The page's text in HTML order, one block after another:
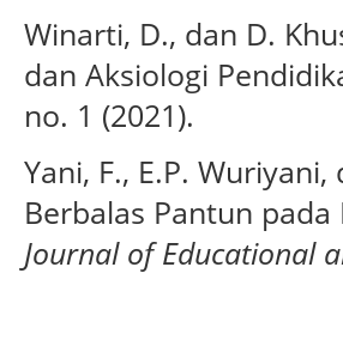
Winarti, D., dan D.
dan Aksiologi
no. 1 (2021).
Yani, F., E.P.
Berbalas Pantun
Journal of Educational